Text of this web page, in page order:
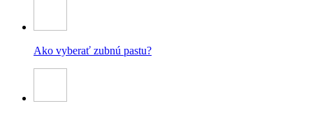
Ako vyberať zubnú pastu?